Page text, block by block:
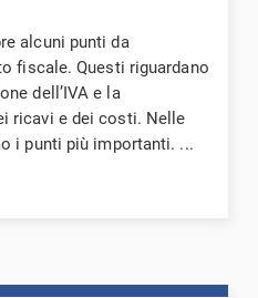
alcuni punti da
fiscale. Questi riguardano
dell’IVA e la
ricavi e dei costi. Nelle
i punti più importanti. ...